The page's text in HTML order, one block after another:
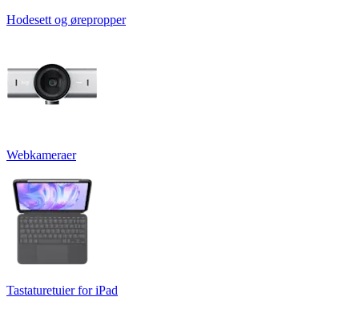
Hodesett og ørepropper
Webkameraer
Tastaturetuier for iPad